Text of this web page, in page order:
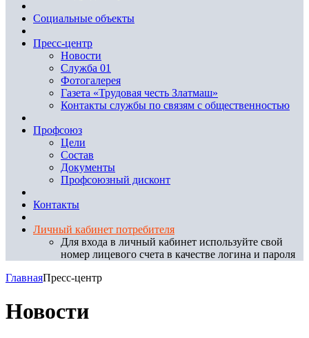
Социальные объекты
Пресс-центр
Новости
Служба 01
Фотогалерея
Газета «Трудовая честь Златмаш»
Контакты службы по связям с общественностью
Профсоюз
Цели
Состав
Документы
Профсоюзный дисконт
Контакты
Личный кабинет потребителя
Для входа в личный кабинет используйте свой
номер лицевого счета в качестве логина и пароля
ГлавнаяПресс-центр
Новости